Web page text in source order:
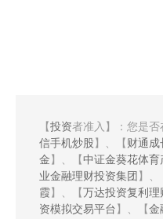
【 投资者准入】：您是否
信手机炒股 】、【 财通成
金 】、【 中证金葵花体育
业金融理财投资集团 】、
霞 】、【 万达投资复利理
资模拟交易平台 】、【 金